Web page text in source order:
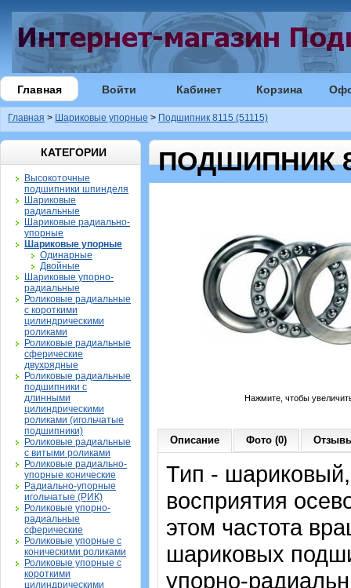
Главная Войти Кабинет Корзина
Главная > Шариковые упорные > Подшипник 8115 (51115)
КАТЕГОРИИ
Высокоточные
подшипники шпинделя
Шариковые
радиальные
Шариковые радиально-
упорные
Шариковые упорные
Одинарные
Двойные
Шариковые упорно-
радиальные
Роликовые радиальные
с короткими
цилиндрическими
роликами
Роликовые радиальные
сферические
двухрядные
Роликовые радиальные
подшипники с
длинными
цилиндрическими
роликами (игольчатые
подшипники)
Роликовые радиальные
с витыми роликами
Роликовые радиально-
упорные конические
Радиально-упорные
игольчатые (РИК)
Роликовые упорно-
радиальные
сферические
Роликовые упорные с
коническими роликами
Роликовые упорные с
короткими
цилиндрическими
ПОДШИПНИК
Нажмите, чтобы
Описание Фото (0)
Тип -
восприятия
этом частота
шариковых
упорно-